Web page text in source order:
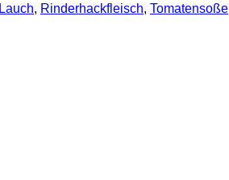
Lauch, Rinderhackfleisch, Tomatensoße